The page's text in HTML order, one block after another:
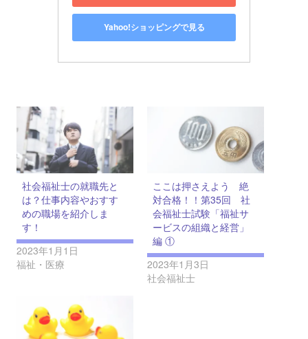
Yahoo!ショッピングで見る
社会福祉士の就職先と
は？仕事内容やおすす
めの職場を紹介しま
す！
2023年1月1日
福祉・医療
ここは押さえよう 絶
対合格！！第35回 社
会福祉士試験「福祉サ
ービスの組織と経営」
編 ①
2023年1月3日
社会福祉士